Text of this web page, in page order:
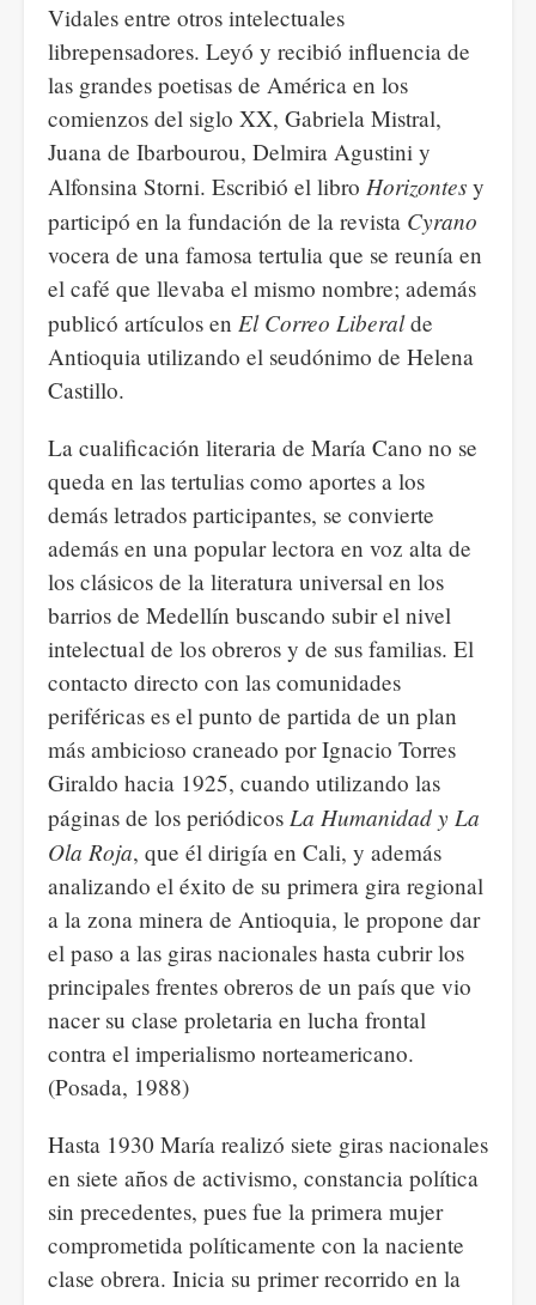
Vidales entre otros intelectuales
librepensadores. Leyó y recibió influencia de
las grandes poetisas de América en los
comienzos del siglo XX, Gabriela Mistral,
Juana de Ibarbourou, Delmira Agustini y
Alfonsina Storni. Escribió el libro Horizontes y
participó en la fundación de la revista Cyrano
vocera de una famosa tertulia que se reunía en
el café que llevaba el mismo nombre; además
publicó artículos en El Correo Liberalde
Antioquia utilizando el seudónimo de Helena
Castillo.
La cualificación literaria de María Cano no se
queda en las tertulias como aportes a los
demás letrados participantes, se convierte
además en una popular lectora en voz alta de
los clásicos de la literatura universal en los
barrios de Medellín buscando subir el nivel
intelectual de los obreros y de sus familias. El
contacto directo con las comunidades
periféricas es el punto de partida de un plan
más ambicioso craneado por Ignacio Torres
Giraldo hacia 1925, cuando utilizando las
páginas de los periódicos La Humanidad y La
Ola Roja, que él dirigía en Cali, y además
analizando el éxito de su primera gira regional
a la zona minera de Antioquia, le propone dar
el paso a las giras nacionales hasta cubrir los
principales frentes obreros de un país que vio
nacer su clase proletaria en lucha frontal
contra el imperialismo norteamericano.
(Posada, 1988)
Hasta 1930 María realizó siete giras nacionales
en siete años de activismo, constancia política
sin precedentes, pues fue la primera mujer
comprometida políticamente con la naciente
clase obrera. Inicia su primer recorrido en la